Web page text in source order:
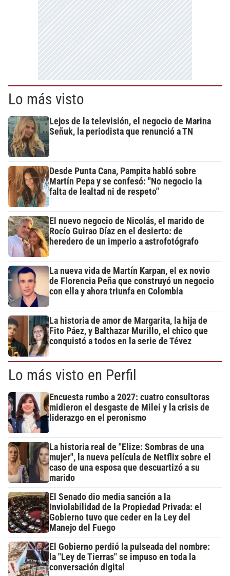
Lo más visto
Lejos de la televisión, el negocio de Marina
Señuk, la periodista que renunció a TN
Desde Punta Cana, Pampita habló sobre
Martín Pepa y se confesó: "No negocio la
falta de lealtad ni de respeto"
El nuevo negocio de Nicolás, el marido de
Rocío Guirao Díaz en el desierto: de
heredero de un imperio a astrofotógrafo
La nueva vida de Martín Karpan, el ex novio
de Florencia Peña que construyó un negocio
con ella y ahora triunfa en Colombia
La historia de amor de Margarita, la hija de
Fito Páez, y Balthazar Murillo, el chico que
conquistó a todos en la serie de Tévez
Lo más visto en Perfil
Encuesta rumbo a 2027: cuatro consultoras
midieron el desgaste de Milei y la crisis de
liderazgo en el peronismo
La historia real de "Elize: Sombras de una
mujer", la nueva película de Netflix sobre el
caso de una esposa que descuartizó a su
marido
El Senado dio media sanción a la
Inviolabilidad de la Propiedad Privada: el
Gobierno tuvo que ceder en la Ley del
Manejo del Fuego
El Gobierno perdió la pulseada del nombre:
la "Ley de Tierras" se impuso en toda la
conversación digital